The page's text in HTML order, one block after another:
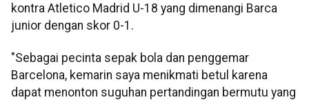
kontra Atletico Madrid U-18 yang dimenangi Barca
junior dengan skor 0-1.
"Sebagai pecinta sepak bola dan penggemar
Barcelona, kemarin saya menikmati betul karena
dapat menonton suguhan pertandingan bermutu yang